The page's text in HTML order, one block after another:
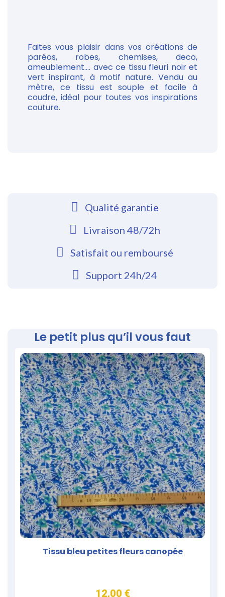
Faites vous plaisir dans vos créations de
paréos, robes, chemises, deco,
ameublement.... avec ce tissu fleuri noir et
vert inspirant, à motif nature. Vendu au
mètre, ce tissu est souple et facile à
coudre, idéal pour toutes vos inspirations
couture.
Qualité garantie
Livraison 48/72h
Satisfait ou remboursé
Support 24h/24
Le petit plus qu’il vous faut
Tissu bleu petites fleurs canopée
12,00 €